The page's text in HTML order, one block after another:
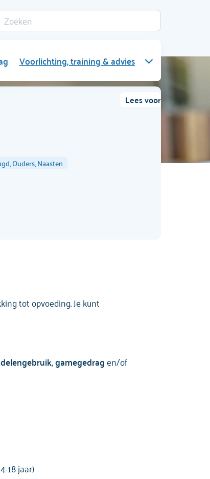
Voorlichting, training & advies
Ouders, Naasten
Lees voor
tot opvoeding. Je kunt
,gamegedragen/of
18 jaar)